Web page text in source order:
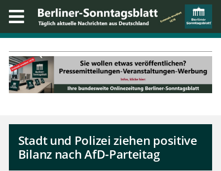
Stadt und Polizei ziehen positive
Bilanz nach AfD-Parteitag